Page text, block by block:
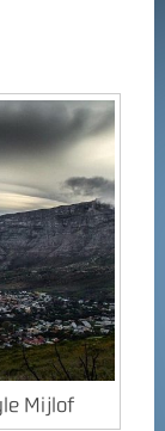
Mijlof